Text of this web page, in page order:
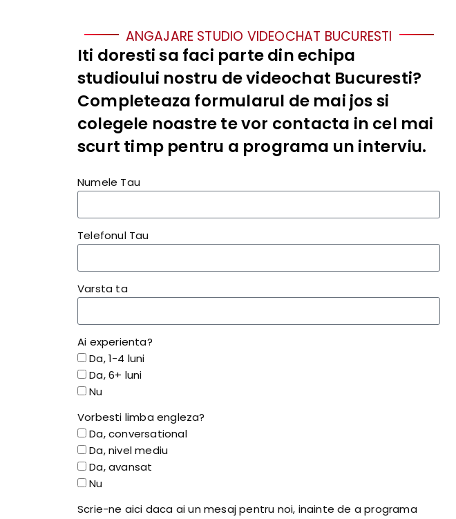
ANGAJARE STUDIO VIDEOCHAT BUCURESTI
Iti doresti sa faci parte din echipa
studioului nostru de videochat Bucuresti?
Completeaza formularul de mai jos si
colegele noastre te vor contacta in cel mai
scurt timp pentru a programa un interviu.
Numele Tau
Telefonul Tau
Varsta ta
Ai experienta?
Da, 1-4 luni
Da, 6+ luni
Nu
Vorbesti limba engleza?
Da, conversational
Da, nivel mediu
Da, avansat
Nu
Scrie-ne aici daca ai un mesaj pentru noi, inainte de a programa